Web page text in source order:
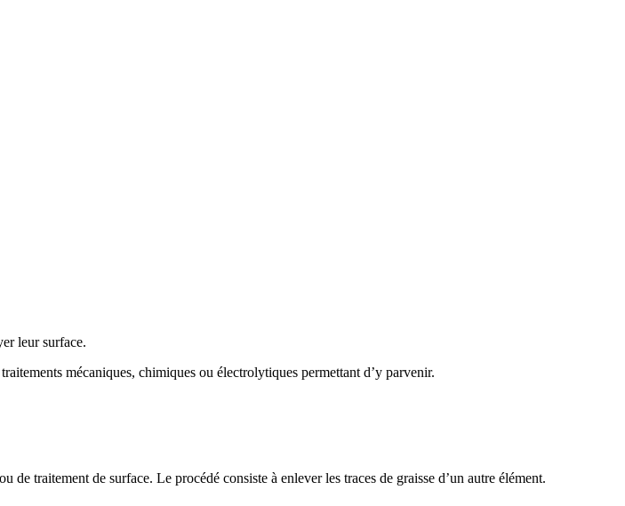
leur surface.
mécaniques, chimiques ou électrolytiques permettant d’y parvenir.
traitement de surface. Le procédé consiste à enlever les traces de graisse d’un autre élément.